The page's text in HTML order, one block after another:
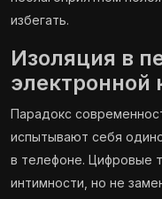
избегать.
Изоляция в
Парадокс
испытывают себя
в телефоне. Цифровые
интимности, но не